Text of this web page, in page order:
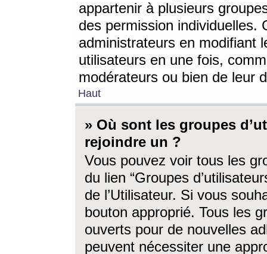
appartenir à plusieurs
des permission individuelles.
administrateurs en modifiant
utilisateurs en une fois,
modérateurs ou bien de leur
Haut
» Où sont les groupes
rejoindre un ?
Vous pouvez voir tous les
du lien “Groupes
de l’Utilisateur. Si vous
bouton approprié. Tous les
ouverts pour de nouvelles
peuvent nécessiter une